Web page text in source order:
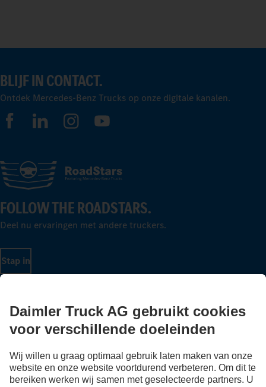
BLIJF IN CONTACT.
Ontdek Mercedes-Benz Trucks op onze digitale kanalen.
FOLLOW THE ROADSTARS.
Deel nu ervaringen met andere truckers.
Stap in
Privacy Statement
Disclaimer